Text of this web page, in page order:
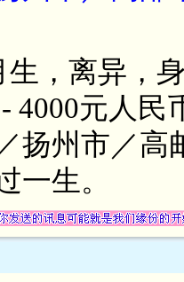
生，离异，
4000元人
扬州市／
一生。